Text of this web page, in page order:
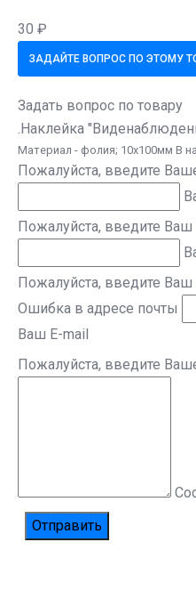
30 ₽
ЗАДАЙТЕ ВОПРОС ПО ЭТОМУ
Задать вопрос по товару
.Наклейка
Материал - фолия; 10х100мм В
Пожалуйста, введите
Пожалуйста, введите
Пожалуйста, введите Ваш
Ошибка в адресе почты
Ваш E-mail
Пожалуйста, введите